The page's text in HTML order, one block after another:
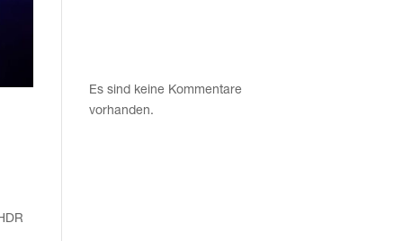
Es sind keine Kommentare
vorhanden.